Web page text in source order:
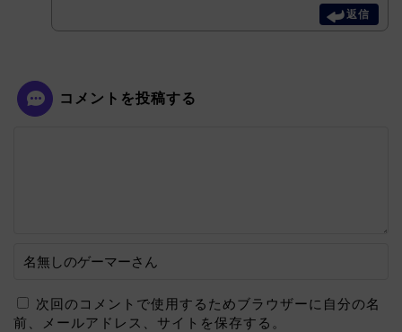
返信
コメントを投稿する
次回のコメントで使用するためブラウザーに自分の名
前、メールアドレス、サイトを保存する。